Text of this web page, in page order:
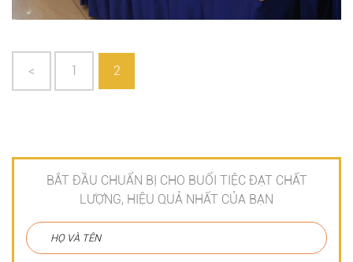
< 1 2
BẮT ĐẦU CHUẨN BỊ CHO BUỔI TIỆC ĐẠT CHẤT
LƯỢNG, HIỆU QUẢ NHẤT CỦA BẠN